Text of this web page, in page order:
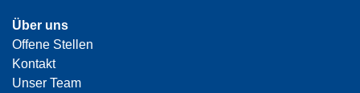
Über uns
Offene Stellen
Kontakt
Unser Team